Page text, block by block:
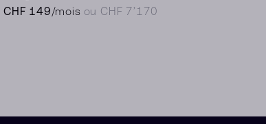
CHF 149/mois ou CHF 7’170